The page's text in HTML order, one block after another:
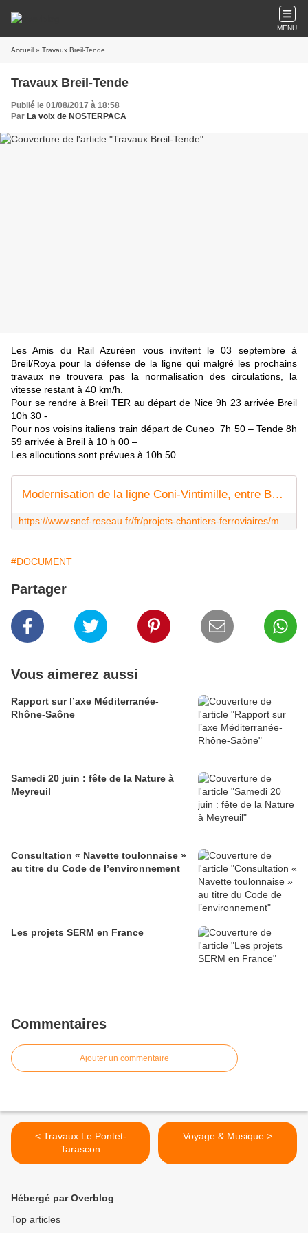
MENU
Accueil » Travaux Breil-Tende
Travaux Breil-Tende
Publié le 01/08/2017 à 18:58
Par La voix de NOSTERPACA
Les Amis du Rail Azuréen vous invitent le 03 septembre à
Breil/Roya pour la défense de la ligne qui malgré les prochains
travaux ne trouvera pas la normalisation des circulations, la
vitesse restant à 40 km/h.
Pour se rendre à Breil TER au départ de Nice 9h 23 arrivée Breil
10h 30 -
Pour nos voisins italiens train départ de Cuneo 7h 50 – Tende 8h
59 arrivée à Breil à 10 h 00 –
Les allocutions sont prévues à 10h 50.
Modernisation de la ligne Coni-Vintimille, entre Breil-sur-Roya et le tunnel du Col de Tende, du 4 septembre 2017 au 28 avril 2018
#DOCUMENT
Partager
Vous aimerez aussi
Rapport sur l’axe Méditerranée-
Rhône-Saône
Samedi 20 juin : fête de la Nature à
Meyreuil
Consultation « Navette toulonnaise »
au titre du Code de l’environnement
Les projets SERM en France
Commentaires
Ajouter un commentaire
< Travaux Le Pontet-
Tarascon
Voyage & Musique >
Hébergé par Overblog
Top articles